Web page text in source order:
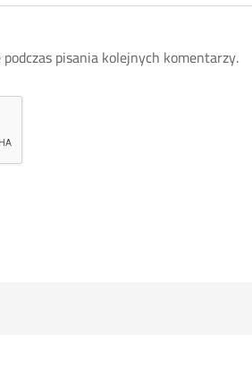
pisania kolejnych komentarzy.